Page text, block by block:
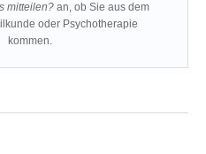
mitteilen? an, ob Sie aus dem
oder Psychotherapie
kommen.